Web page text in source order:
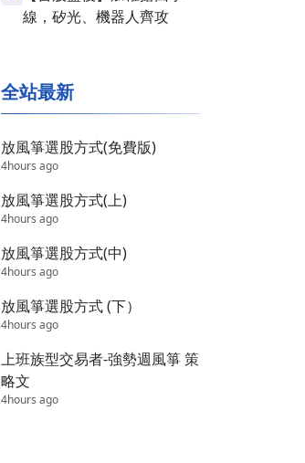
線，矽光、機器人齊攻
全站最新
放風箏選股方式(免費版)
4hours ago
放風箏選股方式(上)
4hours ago
放風箏選股方式(中)
4hours ago
放風箏選股方式 (下）
4hours ago
上班族型交易者-強勢週風箏 策
略文
4hours ago